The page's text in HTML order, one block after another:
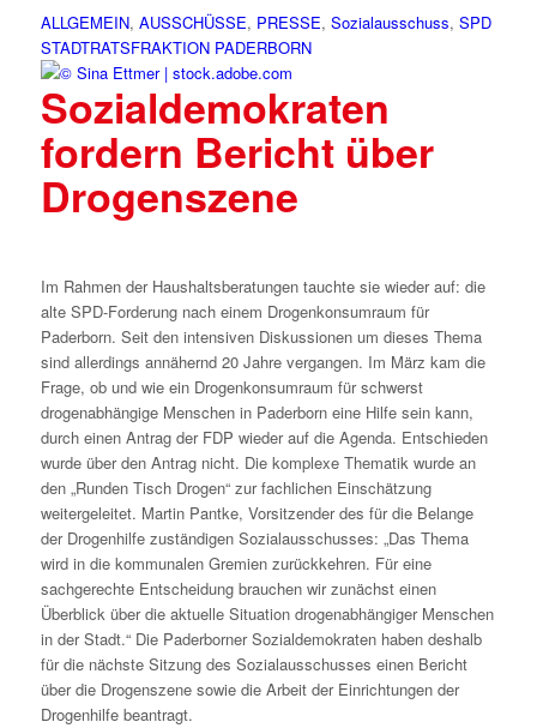
ALLGEMEIN, AUSSCHÜSSE, PRESSE, Sozialausschuss, SPD
STADTRATSFRAKTION PADERBORN
Sozialdemokraten
fordern Bericht über
Drogenszene
Im Rahmen der Haushaltsberatungen tauchte sie wieder auf: die
alte SPD-Forderung nach einem Drogenkonsumraum für
Paderborn. Seit den intensiven Diskussionen um dieses Thema
sind allerdings annähernd 20 Jahre vergangen. Im März kam die
Frage, ob und wie ein Drogenkonsumraum für schwerst
drogenabhängige Menschen in Paderborn eine Hilfe sein kann,
durch einen Antrag der FDP wieder auf die Agenda. Entschieden
wurde über den Antrag nicht. Die komplexe Thematik wurde an
den „Runden Tisch Drogen“ zur fachlichen Einschätzung
weitergeleitet. Martin Pantke, Vorsitzender des für die Belange
der Drogenhilfe zuständigen Sozialausschusses: „Das Thema
wird in die kommunalen Gremien zurückkehren. Für eine
sachgerechte Entscheidung brauchen wir zunächst einen
Überblick über die aktuelle Situation drogenabhängiger Menschen
in der Stadt.“ Die Paderborner Sozialdemokraten haben deshalb
für die nächste Sitzung des Sozialausschusses einen Bericht
über die Drogenszene sowie die Arbeit der Einrichtungen der
Drogenhilfe beantragt.